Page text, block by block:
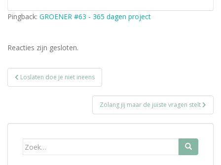
Pingback: GROENER #63 - 365 dagen project
Reacties zijn gesloten.
Bericht
navigatie
Loslaten doe je niet ineens
Zolang jij maar de juiste vragen stelt
Zoek